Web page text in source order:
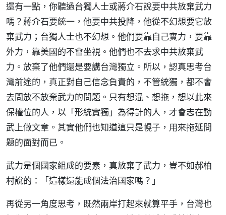
還有一點，你聽過台獨人士或蔣介石說要中共放棄武力
嗎？蔣介石要統一，他要中共投降，他從不幻想要它放
棄武力；台獨人士也不幻想。他們要靠自己實力，要靠
外力，靠美國的不會坐視。他們也不去求中共放棄武
力。放棄了他們還是要講台灣獨立。所以，認真思考台
灣前途的，真正對自己信念負責的，不管統獨，都不會
去問放不放棄武力的問題。只有想混、想拖，想以此來
保權位的人，以「形統實獨」為得計的人，才會志在動
武上做文章。其實他們也知道這只是幌子，用來拖延問
題的面對而已。
武力是個國家組成的要素，真放棄了武力，豈不如郝柏
村說的：「這樣還能成個法治國家嗎？」
再從另一角度思考，既然兩岸打起來就算平手，台灣也